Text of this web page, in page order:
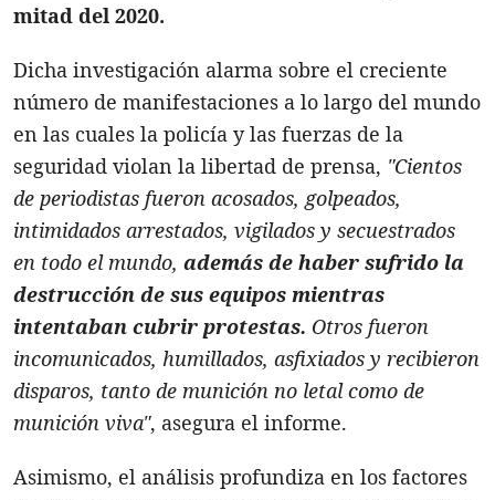
mitad del 2020.
Dicha investigación alarma sobre el creciente
número de manifestaciones a lo largo del mundo
en las cuales la policía y las fuerzas de la
seguridad violan la libertad de prensa, "Cientos
de periodistas fueron acosados, golpeados,
intimidados arrestados, vigilados y secuestrados
en todo el mundo, además de haber sufrido la
destrucción de sus equipos mientras
intentaban cubrir protestas. Otros fueron
incomunicados, humillados, asfixiados y recibieron
disparos, tanto de munición no letal como de
munición viva", asegura el informe.
Asimismo, el análisis profundiza en los factores